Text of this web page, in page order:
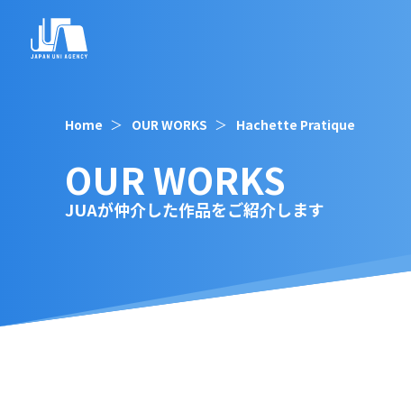
Home OUR WORKS Hachette Pratique
OUR WORKS
JUAが仲介した作品をご紹介します